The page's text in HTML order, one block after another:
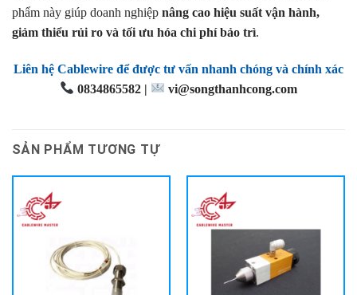
phẩm này giúp doanh nghiệp nâng cao hiệu suất vận hành,
giảm thiểu rủi ro và tối ưu hóa chi phí bảo trì.
Liên hệ Cablewire để được tư vấn nhanh chóng và chính xác
0834865582 |
vi@songthanhcong.com
SẢN PHẨM TƯƠNG TỰ